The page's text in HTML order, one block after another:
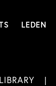
LEDEN